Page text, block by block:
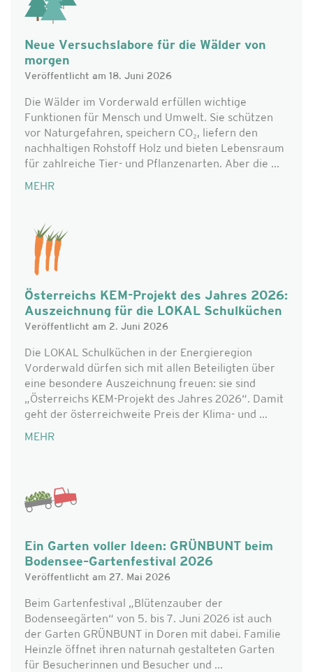
Neue Versuchslabore für die Wälder von
morgen
Veröffentlicht am 18. Juni 2026
Die Wälder im Vorderwald erfüllen wichtige
Funktionen für Mensch und Umwelt. Sie schützen
vor Naturgefahren, speichern CO₂, liefern den
nachhaltigen Rohstoff Holz und bieten Lebensraum
für zahlreiche Tier- und Pflanzenarten. Aber die ...
MEHR
Österreichs KEM-Projekt des Jahres 2026:
Auszeichnung für die LOKAL Schulküchen
Veröffentlicht am 2. Juni 2026
Die LOKAL Schulküchen in der Energieregion
Vorderwald dürfen sich mit allen Beteiligten über
eine besondere Auszeichnung freuen: sie sind
„Österreichs KEM-Projekt des Jahres 2026“. Damit
geht der österreichweite Preis der Klima- und ...
MEHR
Ein Garten voller Ideen: GRÜNBUNT beim
Bodensee–Gartenfestival 2026
Veröffentlicht am 27. Mai 2026
Beim Gartenfestival „Blütenzauber der
Bodenseegärten“ von 5. bis 7. Juni 2026 ist auch
der Garten GRÜNBUNT in Doren mit dabei. Familie
Heinzle öffnet ihren naturnah gestalteten Garten
für Besucherinnen und Besucher und ...